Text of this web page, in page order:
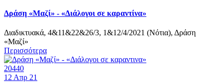
Δράση «Μαζί» - «Διάλογοι σε καραντίνα»
Διαδικτυακά, 4&11&22&26/3, 1&12/4/2021 (Νότια), Δράση
«Μαζί»
Περισσότερα
20440
12 Απρ 21